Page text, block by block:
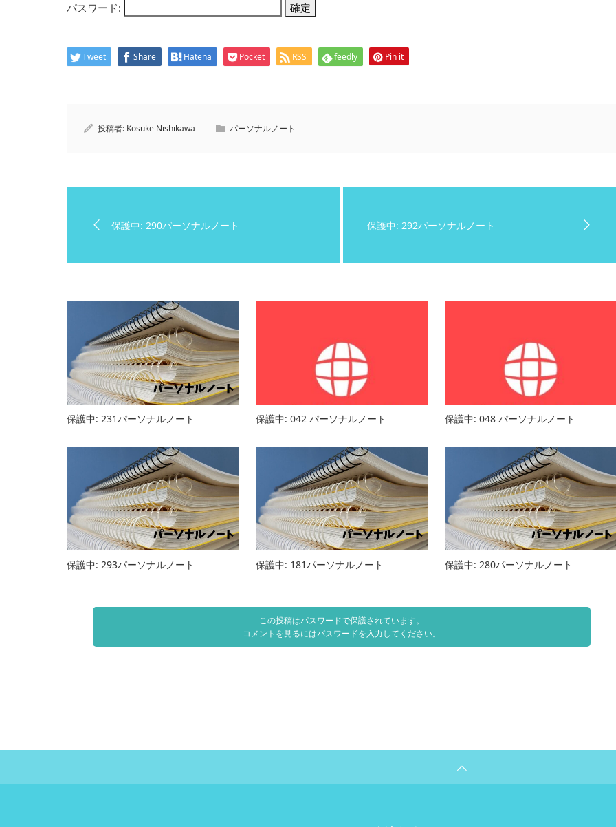
パスワード:
Tweet Share Hatena Pocket RSS feedly Pin it
投稿者: Kosuke Nishikawa パーソナルノート
保護中: 290パーソナルノート 保護中: 292パーソナルノート
保護中: 231パーソナルノート 保護中: 042 パーソナルノート 保護中: 048 パーソナルノート
保護中: 293パーソナルノート 保護中: 181パーソナルノート 保護中: 280パーソナルノート
この投稿はパスワードで保護されています。
コメントを見るにはパスワードを入力してください。